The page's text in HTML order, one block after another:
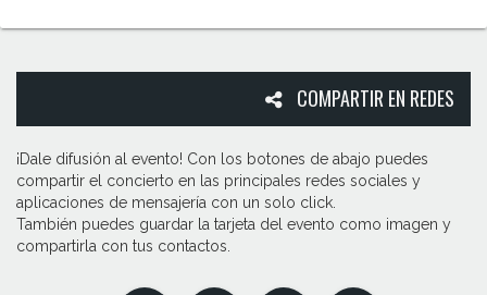
COMPARTIR EN REDES
¡Dale difusión al evento! Con los botones de abajo puedes
compartir el concierto en las principales redes sociales y
aplicaciones de mensajería con un solo click.
También puedes guardar la tarjeta del evento como imagen y
compartirla con tus contactos.